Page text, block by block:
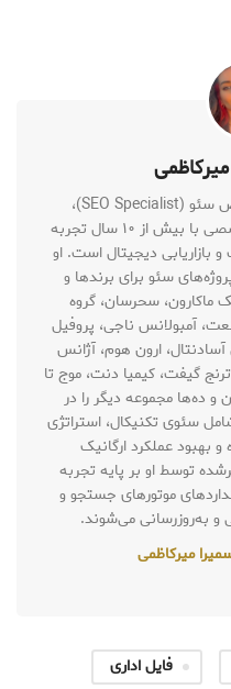
سمیرا سادات میرکاظمی متخصص سئو (SEO Specialist)،
استراتژیست محتوا و نویسنده تخصصی با بیش از ۱۰ سال تجربه
دیجیتال است. او
سئو برای برندها و
سحرسان، گروه
آمبولانس ناجی، پروفیل
آسادنتال، ارون هوم، آژانس
گیفت، کیمیا دنت، موج تا
و ده‌ها مجموعه دیگر را در
سئوی تکنیکال، استراتژی
بهبود عملکرد ارگانیک
توسط او بر پایه تجربه
موتورهای جستجو و
به‌روزرسانی می‌شوند.
فایل اداری